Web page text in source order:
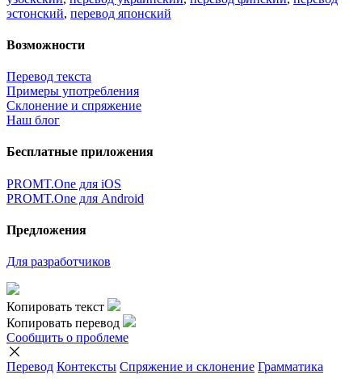
эстонский, перевод японский
Возможности
Перевод текста
Примеры употребления
Склонение и спряжение
Наш блог
Бесплатные приложения
PROMT.One для iOS
PROMT.One для Android
Предложения
Для разработчиков
Копировать текст
Копировать перевод
Сообщить о проблеме
Перевод Контексты Спряжение и склонение Грамматика